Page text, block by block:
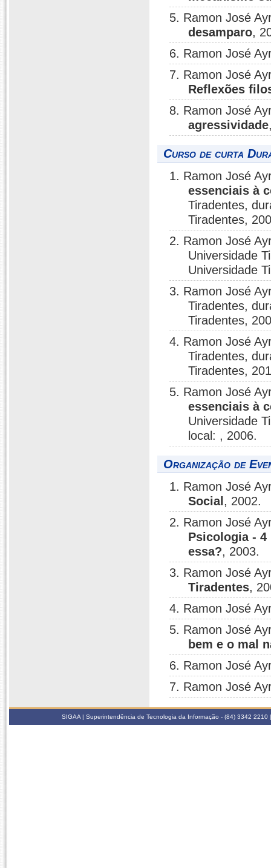
5. Ramon José
desamparo,
6. Ramon José
7. Ramon José
Reflexões
8. Ramon José
agressividade
Curso de curta
1. Ramon José
essenciais à
Tiradentes,
Tiradentes,
2. Ramon José
Universidade
Universidade
3. Ramon José
Tiradentes,
Tiradentes,
4. Ramon José
Tiradentes,
Tiradentes,
5. Ramon José
essenciais à
Universidade
local: , 2006.
Organização de
1. Ramon José
Social , 2002.
2. Ramon José
Psicologia -
essa?, 2003.
3. Ramon José
Tiradentes,
4. Ramon José
5. Ramon José
bem e o mal
6. Ramon José
7. Ramon José
SIGAA | Superintendência de Tecnologia da Informação - (84) 3342